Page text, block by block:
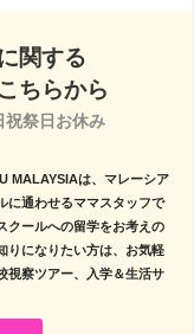
関する
ちらから
祝祭日お休み
MALAYSIAは、マレーシア
に通わせるママスタッフで
クールへの留学をお考えの
りになりたい方は、お気軽
視察ツアー、入学＆生活サ